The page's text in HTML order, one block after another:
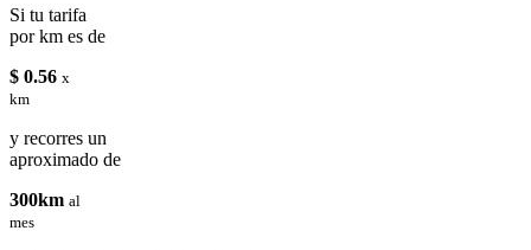
Si tu tarifa
por km es de
$ 0.56 x
km
y recorres un
aproximado de
300km al
mes